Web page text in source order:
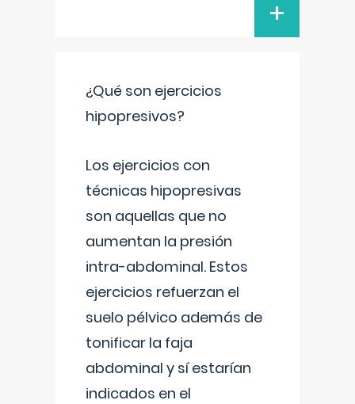
+
¿Qué son ejercicios
hipopresivos?
Los ejercicios con
técnicas hipopresivas
son aquellas que no
aumentan la presión
intra-abdominal. Estos
ejercicios refuerzan el
suelo pélvico además de
tonificar la faja
abdominal y sí estarían
indicados en el